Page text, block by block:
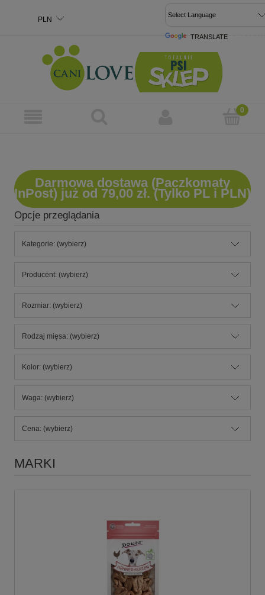
TRANSLATE
Darmowa dostawa (Paczkomaty
InPost) już od 79,00 zł. (Tylko PL i PLN)
Opcje przeglądania
Kategorie: (wybierz)
Producent: (wybierz)
Rozmiar: (wybierz)
Rodzaj mięsa: (wybierz)
Kolor: (wybierz)
Waga: (wybierz)
Cena: (wybierz)
MARKI